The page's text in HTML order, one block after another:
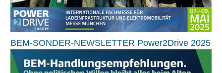
BEM-SONDER-NEWSLETTER Power2Drive 2025